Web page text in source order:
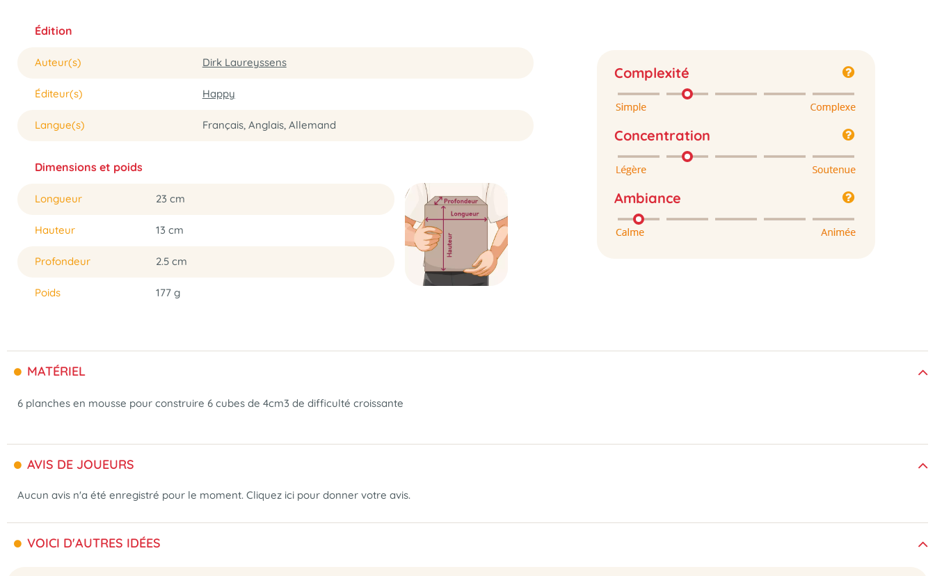
Édition
Auteur(s) Dirk Laureyssens
Éditeur(s) Happy
Langue(s) Français, Anglais, Allemand
Dimensions et poids
Longueur 23 cm
Hauteur 13 cm
Profondeur 2.5 cm
Poids 177 g
Complexité
Concentration
Ambiance
MATÉRIEL
6 planches en mousse pour construire 6 cubes de 4cm3 de difficulté croissante
AVIS DE JOUEURS
Aucun avis n'a été enregistré pour le moment. Cliquez ici pour donner votre avis.
VOICI D'AUTRES IDÉES